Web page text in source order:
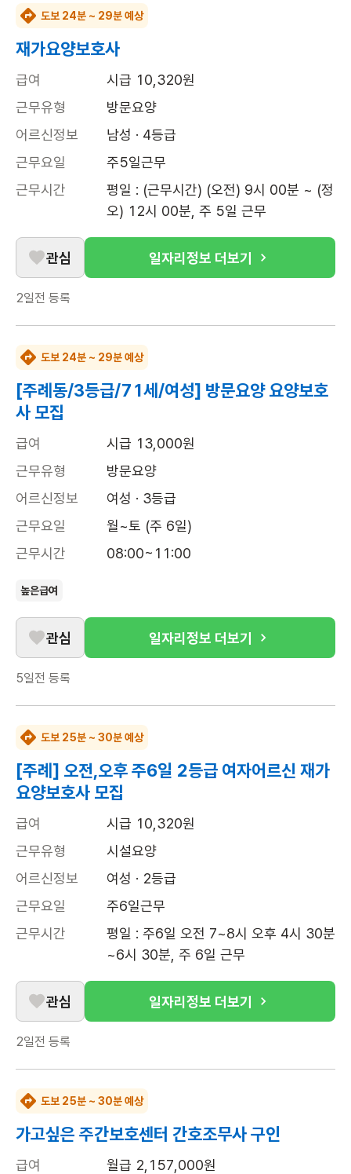
도보 24분 ~ 29분 예상
재가요양보호사
급여
시급 10,320원
근무유형
방문요양
어르신정보
남성 · 4등급
근무요일
주5일근무
근무시간
평일 : (근무시간) (오전) 9시 00분 ~ (정
오) 12시 00분, 주 5일 근무
관심 일자리정보 더보기
2일전 등록
도보 24분 ~ 29분 예상
[주례동/3등급/71세/여성] 방문요양 요양보호
사 모집
급여
시급 13,000원
근무유형
방문요양
어르신정보
여성 · 3등급
근무요일
월~토 (주 6일)
근무시간
08:00~11:00
높은급여
관심 일자리정보 더보기
5일전 등록
도보 25분 ~ 30분 예상
[주례] 오전,오후 주6일 2등급 여자어르신 재가
요양보호사 모집
급여
시급 10,320원
근무유형
시설요양
어르신정보
여성 · 2등급
근무요일
주6일근무
근무시간
평일 : 주6일 오전 7~8시 오후 4시 30분
~6시 30분, 주 6일 근무
관심 일자리정보 더보기
2일전 등록
도보 25분 ~ 30분 예상
가고싶은 주간보호센터 간호조무사 구인
급여
월급 2,157,000원